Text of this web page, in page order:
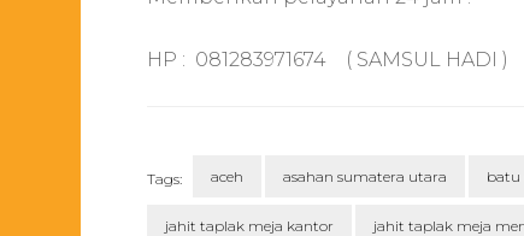
HP : 081283971674 ( SAMSUL HADI )
Tags: aceh asahan sumatera utara batu
jahit taplak meja kantor jahit taplak meja